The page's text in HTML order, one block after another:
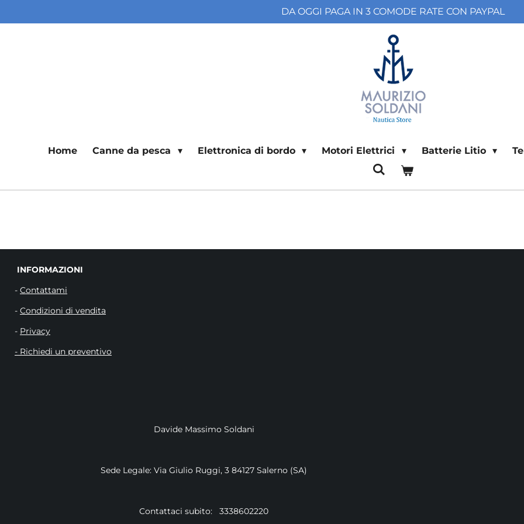
al
DA OGGI PAGA IN 3 COMODE RATE CON PAYPAL
Home Canne da pesca Elettronica di bordo Motori Elettrici Batterie Litio
INFORMAZIONI DATI
- Contattami
- Condizioni di vendita
- Privacy
- Richiedi un preventivo
Davide Massimo Soldani
Sede Legale: Via Giulio Ruggi, 3 84127 Salerno (SA)
Contattaci subito: 3338602220